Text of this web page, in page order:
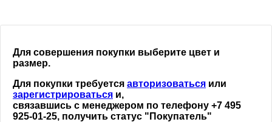
Для совершения покупки выберите цвет и
размер.
Для покупки требуется авторизоваться или
зарегистрироваться и,
связавшись с менеджером по телефону +7 495
925-01-25, получить статус "Покупатель"